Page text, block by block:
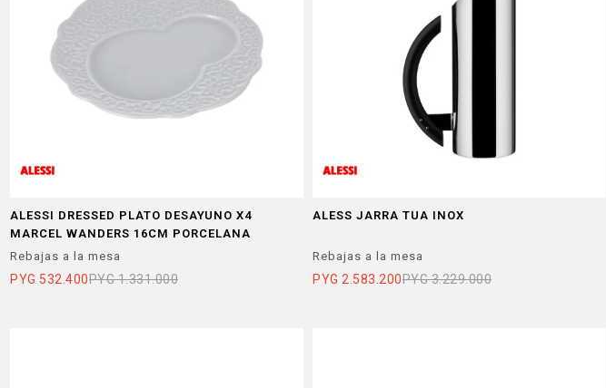
ALESSI DRESSED PLATO DESAYUNO X4
MARCEL WANDERS 16CM PORCELANA
Rebajas a la mesa
PYG 532.400PYG 1.331.000
ALESS JARRA TUA INOX
Rebajas a la mesa
PYG 2.583.200PYG 3.229.000